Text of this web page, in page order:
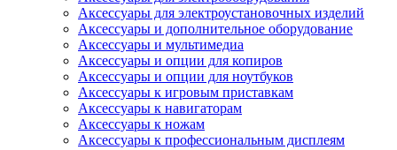
Аксессуары для электроустановочных изделий
Аксессуары и дополнительное оборудование
Аксессуары и мультимедиа
Аксессуары и опции для копиров
Аксессуары и опции для ноутбуков
Аксессуары к игровым приставкам
Аксессуары к навигаторам
Аксессуары к ножам
Аксессуары к профессиональным дисплеям